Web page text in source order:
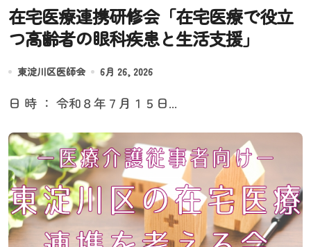
在宅医療連携研修会「在宅医療で役立
つ高齢者の眼科疾患と生活支援」
東淀川区医師会 6月 26, 2026
日 時 ： 令和８年７月１５日...